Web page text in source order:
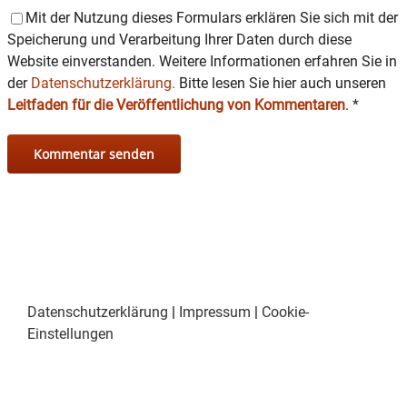
DJ Heinspiel ist seit fünf Jahren mit ihrem
Indie/Alternative-Set im Umland, aber auch in
Münchener Bars unterwegs. Mal poppig, mal
punkig, mal elektrolastig – immer mit
Überraschungsmoment. Besonders wichtig ist
in den eigenen Setlists, sondern auch am DJ-Pult.
Mit der Nutzung dieses Formulars erklären Sie sich mit der
Speicherung und Verarbeitung Ihrer Daten durch diese
Website einverstanden. Weitere Informationen erfahren Sie in
der Datenschutzerklärung. Bitte lesen Sie hier auch unseren
Leitfaden für die Veröffentlichung von Kommentaren. *
Datenschutzerklärung | Impressum | Cookie-
Einstellungen